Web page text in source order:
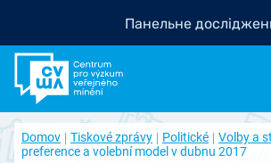
Панельне
Domov Tiskové zprávy Politické Volby a
preference a volební model v dubnu 2017